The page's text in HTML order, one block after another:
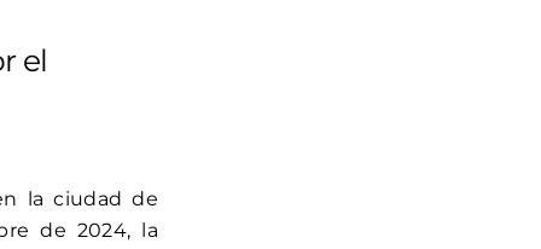
el
la ciudad de
de 2024, la